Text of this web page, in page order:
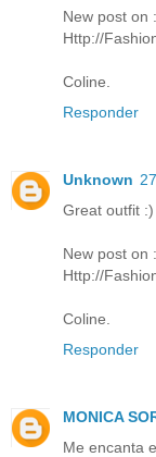
New post on :
Http://
Coline.
Responder
Unknown
Great outfit :)
New post on :
Http://
Coline.
Responder
MONICA
Me encanta